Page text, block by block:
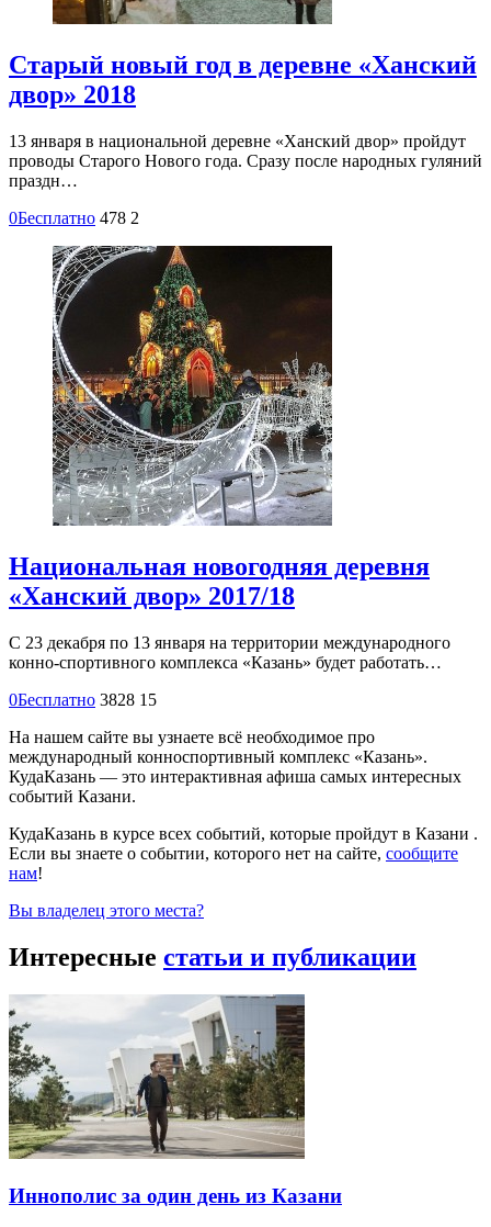
Старый новый год в деревне «Ханский
двор» 2018
13 января в национальной деревне «Ханский двор» пройдут
проводы Старого Нового года. Сразу после народных гуляний
праздн…
0Бесплатно 478 2
Национальная новогодняя деревня
«Ханский двор» 2017/18
С 23 декабря по 13 января на территории международного
конно-спортивного комплекса «Казань» будет работать…
0Бесплатно 3828 15
На нашем сайте вы узнаете всё необходимое про
международный конноспортивный комплекс «Казань».
КудаКазань — это интерактивная афиша самых интересных
событий Казани.
КудаКазань в курсе всех событий, которые пройдут в Казани .
Если вы знаете о событии, которого нет на сайте, сообщите
нам!
Вы владелец этого места?
Интересные статьи и публикации
Иннополис за один день из Казани